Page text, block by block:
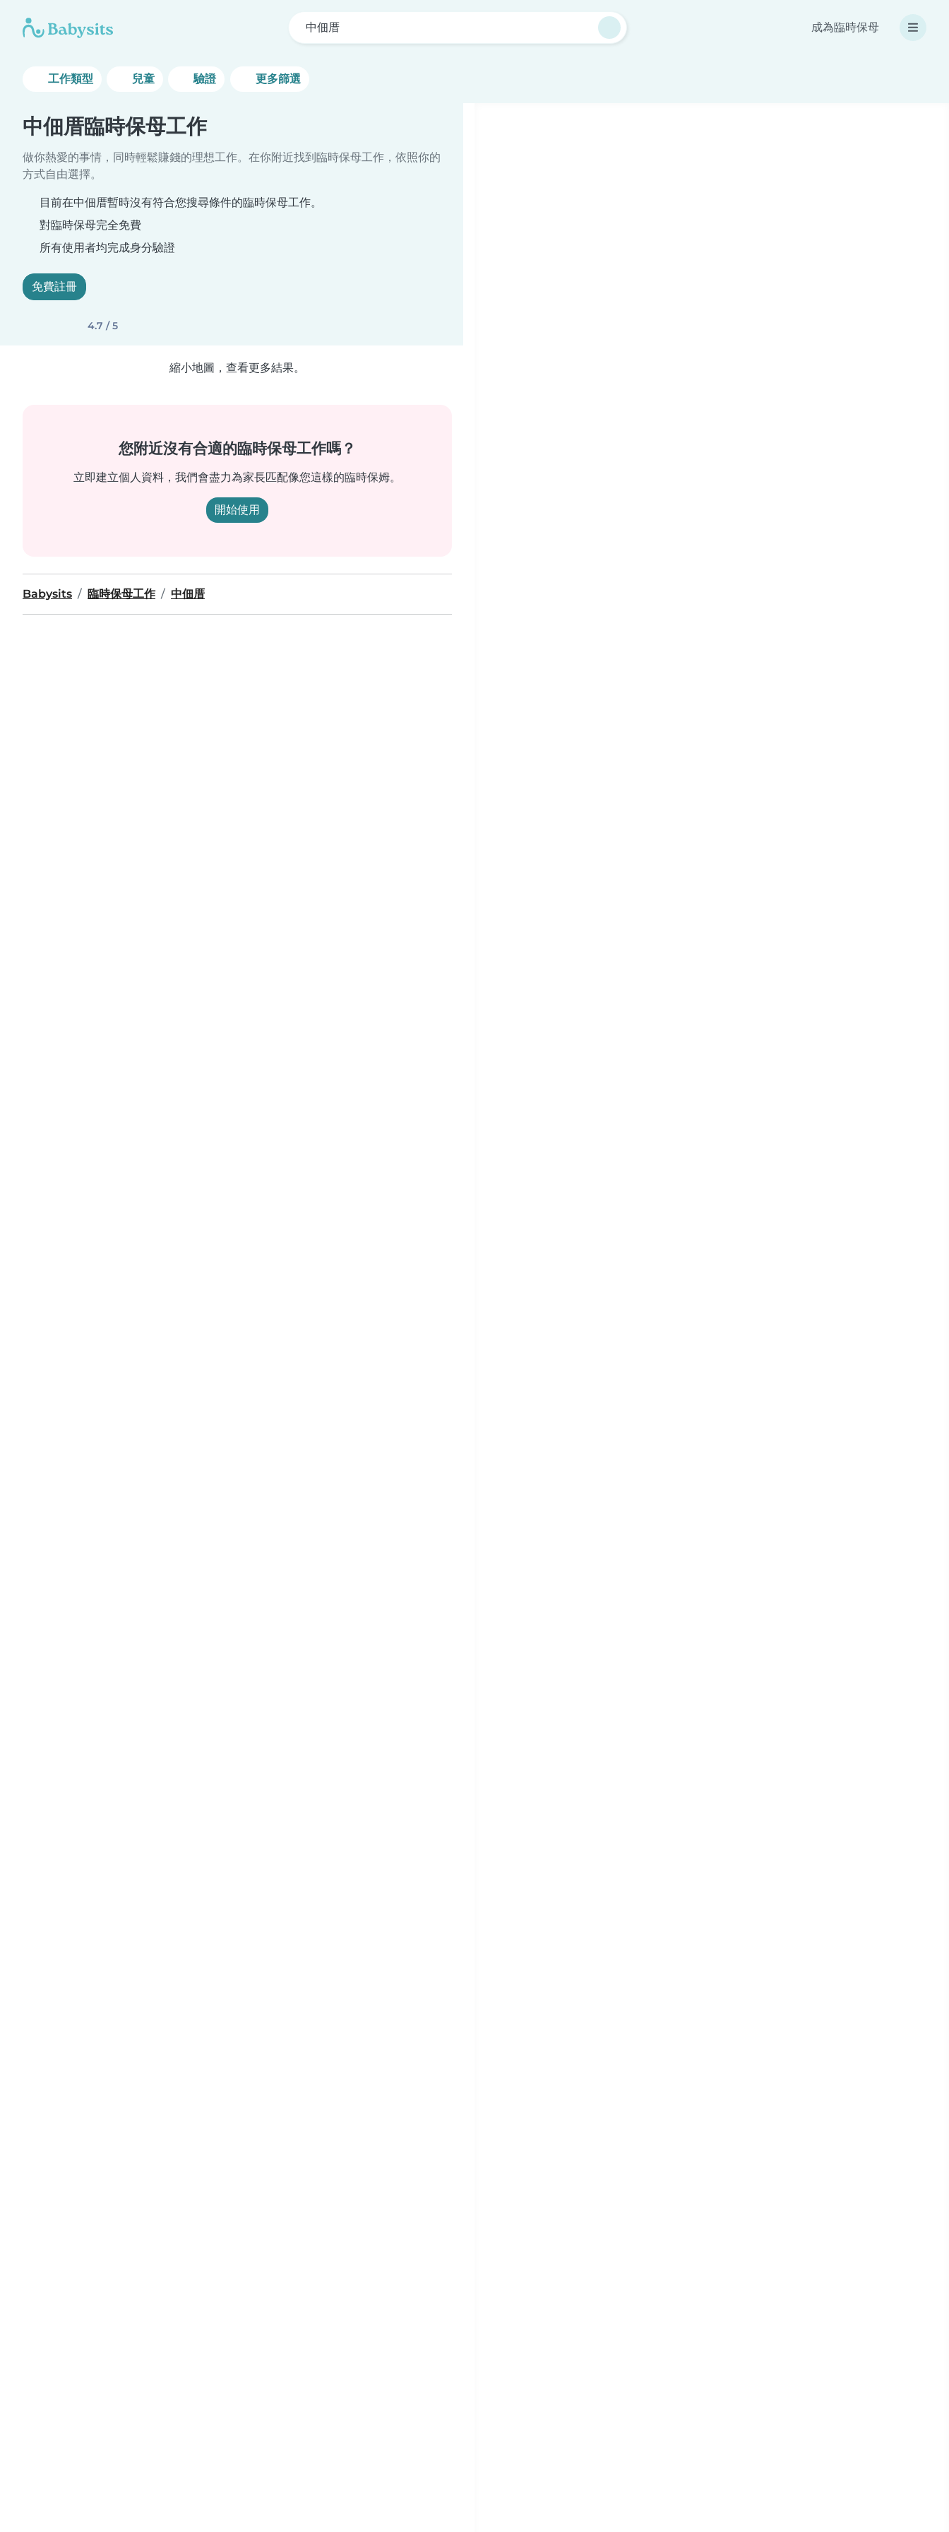
中佃厝 成為臨時保母
工作類型 兒童 驗證 更多篩選
中佃厝臨時保母工作
做你熱愛的事情，同時輕鬆賺錢的理想工作。在你附近找到臨時保母工作，依照你的
方式自由選擇。
目前在中佃厝暫時沒有符合您搜尋條件的臨時保母工作。
對臨時保母完全免費
所有使用者均完成身分驗證
免費註冊
4.7 / 5
縮小地圖，查看更多結果。
您附近沒有合適的臨時保母工作嗎？
立即建立個人資料，我們會盡力為家長匹配像您這樣的臨時保姆。
開始使用
Babysits 臨時保母工作 中佃厝